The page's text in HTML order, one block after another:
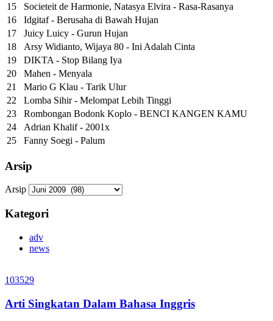
15
Societeit de Harmonie, Natasya Elvira - Rasa-Rasanya
16
Idgitaf - Berusaha di Bawah Hujan
17
Juicy Luicy - Gurun Hujan
18
Arsy Widianto, Wijaya 80 - Ini Adalah Cinta
19
DIKTA - Stop Bilang Iya
20
Mahen - Menyala
21
Mario G Klau - Tarik Ulur
22
Lomba Sihir - Melompat Lebih Tinggi
23
Rombongan Bodonk Koplo - BENCI KANGEN KAMU
24
Adrian Khalif - 2001x
25
Fanny Soegi - Palum
Arsip
Arsip
Kategori
adv
news
103529
Arti Singkatan Dalam Bahasa Inggris